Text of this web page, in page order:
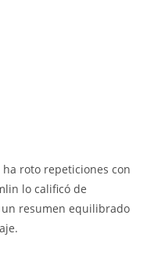
roto repeticiones con
lo calificó de
un resumen equilibrado